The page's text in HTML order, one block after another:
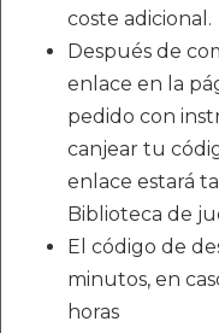
coste adicional.
Después de
enlace en la
pedido con
canjear tu
enlace estará
Biblioteca de
El código de
minutos, en
horas